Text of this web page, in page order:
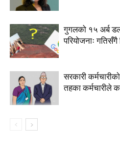
गुगलको १५ अर्ब
परियोजनाः गतिसँगै
सरकारी
तहका कर्मचारीले